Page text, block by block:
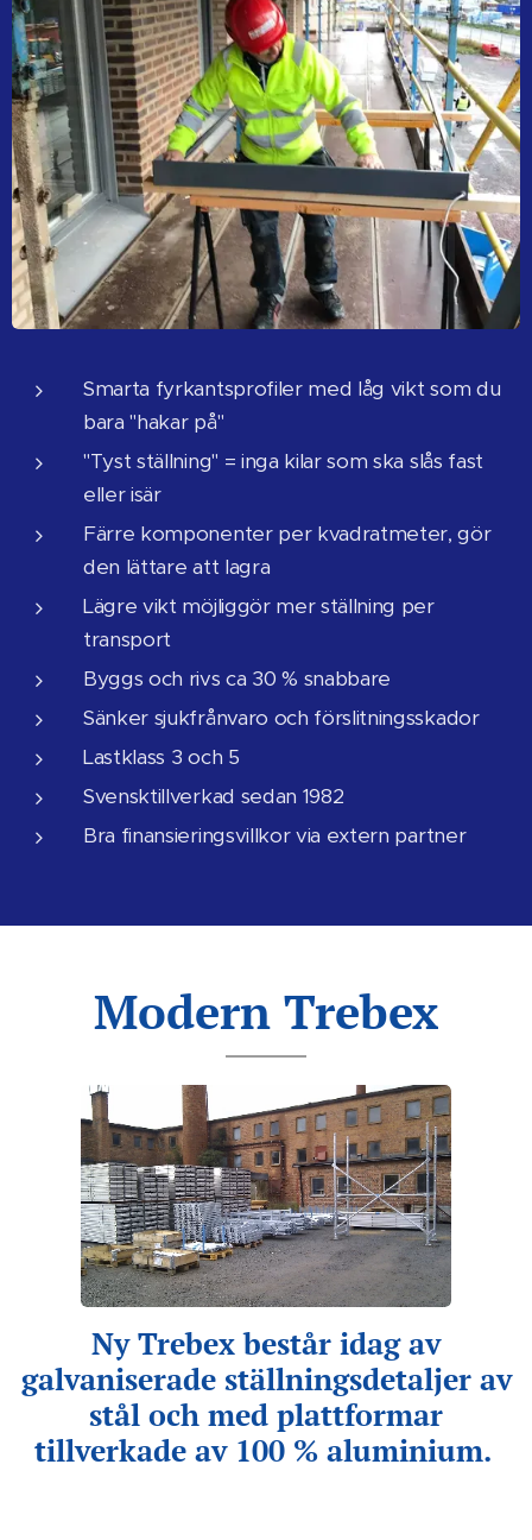
Smarta fyrkantsprofiler med låg vikt som du
bara "hakar på"
"Tyst ställning" = inga kilar som ska slås fast
eller isär
Färre komponenter per kvadratmeter, gör
den lättare att lagra
Lägre vikt möjliggör mer ställning per
transport
Byggs och rivs ca 30 % snabbare
Sänker sjukfrånvaro och förslitningsskador
Lastklass 3 och 5
Svensktillverkad sedan 1982
Bra finansieringsvillkor via extern partner
Modern Trebex
Ny Trebex består idag av
galvaniserade ställningsdetaljer av
stål och med plattformar
tillverkade av 100 % aluminium.